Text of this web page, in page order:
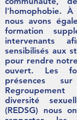
l'homophobie.
nous avons
formation
intervenants
sensibilisés aux
pour rendre
ouvert. Les
présences
diversité
(REDSG) nous